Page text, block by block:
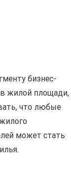
бизнес-
жилой площади,
что любые
может стать